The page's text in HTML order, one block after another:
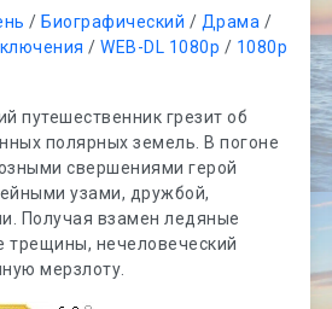
/ Биографический / Драма /
/WEB-DL 1080p / 1080p
путешественник грезит об
полярных земель. В погоне
свершениями герой
узами, дружбой,
Получая взамен ледяные
трещины, нечеловеческий
мерзлоту.